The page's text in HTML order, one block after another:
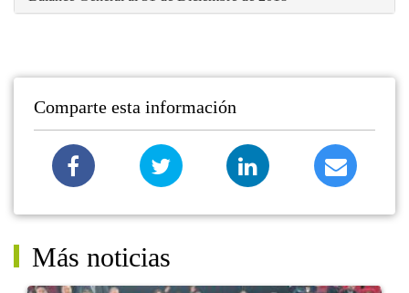
Comparte esta información
Más noticias